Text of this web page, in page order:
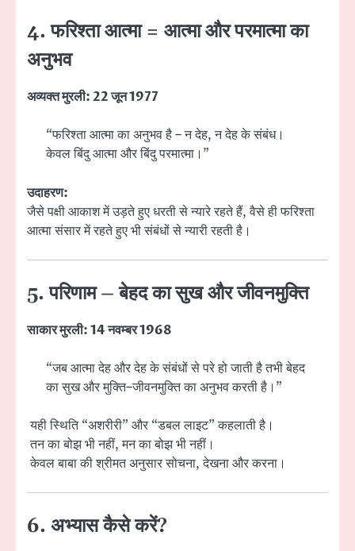
4. फरिश्ता आत्मा = आत्मा और परमात्मा का
अनुभव
अव्यक्त मुरली: 22 जून 1977
“फरिश्ता आत्मा का अनुभव है – न देह, न देह के संबंध।
केवल बिंदु आत्मा और बिंदु परमात्मा।”
उदाहरण:
जैसे पक्षी आकाश में उड़ते हुए धरती से न्यारे रहते हैं, वैसे ही फरिश्ता
आत्मा संसार में रहते हुए भी संबंधों से न्यारी रहती है।
5. परिणाम – बेहद का सुख और जीवनमुक्ति
साकार मुरली: 14 नवम्बर 1968
“जब आत्मा देह और देह के संबंधों से परे हो जाती है तभी बेहद
का सुख और मुक्ति–जीवनमुक्ति का अनुभव करती है।”
यही स्थिति “अशरीरी” और “डबल लाइट” कहलाती है।
तन का बोझ भी नहीं, मन का बोझ भी नहीं।
केवल बाबा की श्रीमत अनुसार सोचना, देखना और करना।
6. अभ्यास कैसे करें?